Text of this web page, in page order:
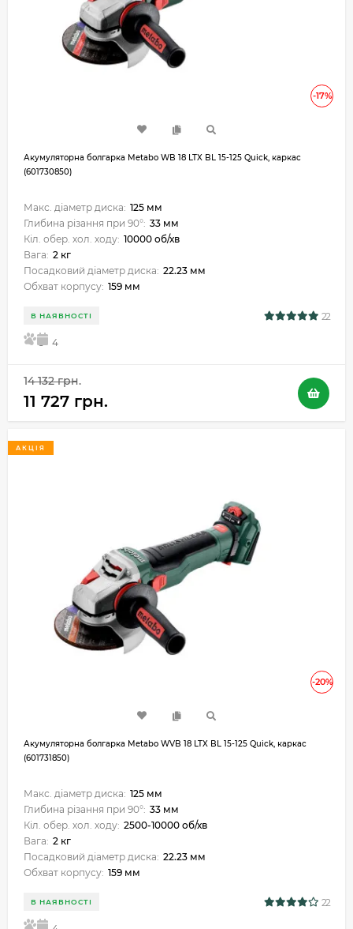
-17%
Акумуляторна болгарка Metabo WB 18 LTX BL 15-125 Quick, каркас
(601730850)
Макс. діаметр диска: 125 мм
Глибина різання при 90°: 33 мм
Кіл. обер. хол. ходу: 10000 об/хв
Вага: 2 кг
Посадковий діаметр диска: 22.23 мм
Обхват корпусу: 159 мм
В НАЯВНОСТІ 22
5 4
14 132 грн.
11 727 грн.
-20%
АКЦІЯ
Акумуляторна болгарка Metabo WVB 18 LTX BL 15-125 Quick, каркас
(601731850)
Макс. діаметр диска: 125 мм
Глибина різання при 90°: 33 мм
Кіл. обер. хол. ходу: 2500-10000 об/хв
Вага: 2 кг
Посадковий діаметр диска: 22.23 мм
Обхват корпусу: 159 мм
В НАЯВНОСТІ 22